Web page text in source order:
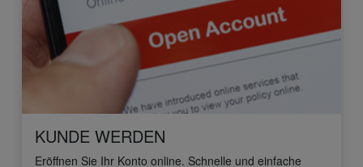
KUNDE WERDEN
Eröffnen Sie Ihr Konto online. Schnelle und einfache